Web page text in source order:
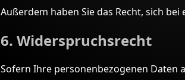
Außerdem haben Sie das Recht, sich
6. Widerspruchsrecht
Sofern Ihre personenbezogenen Daten